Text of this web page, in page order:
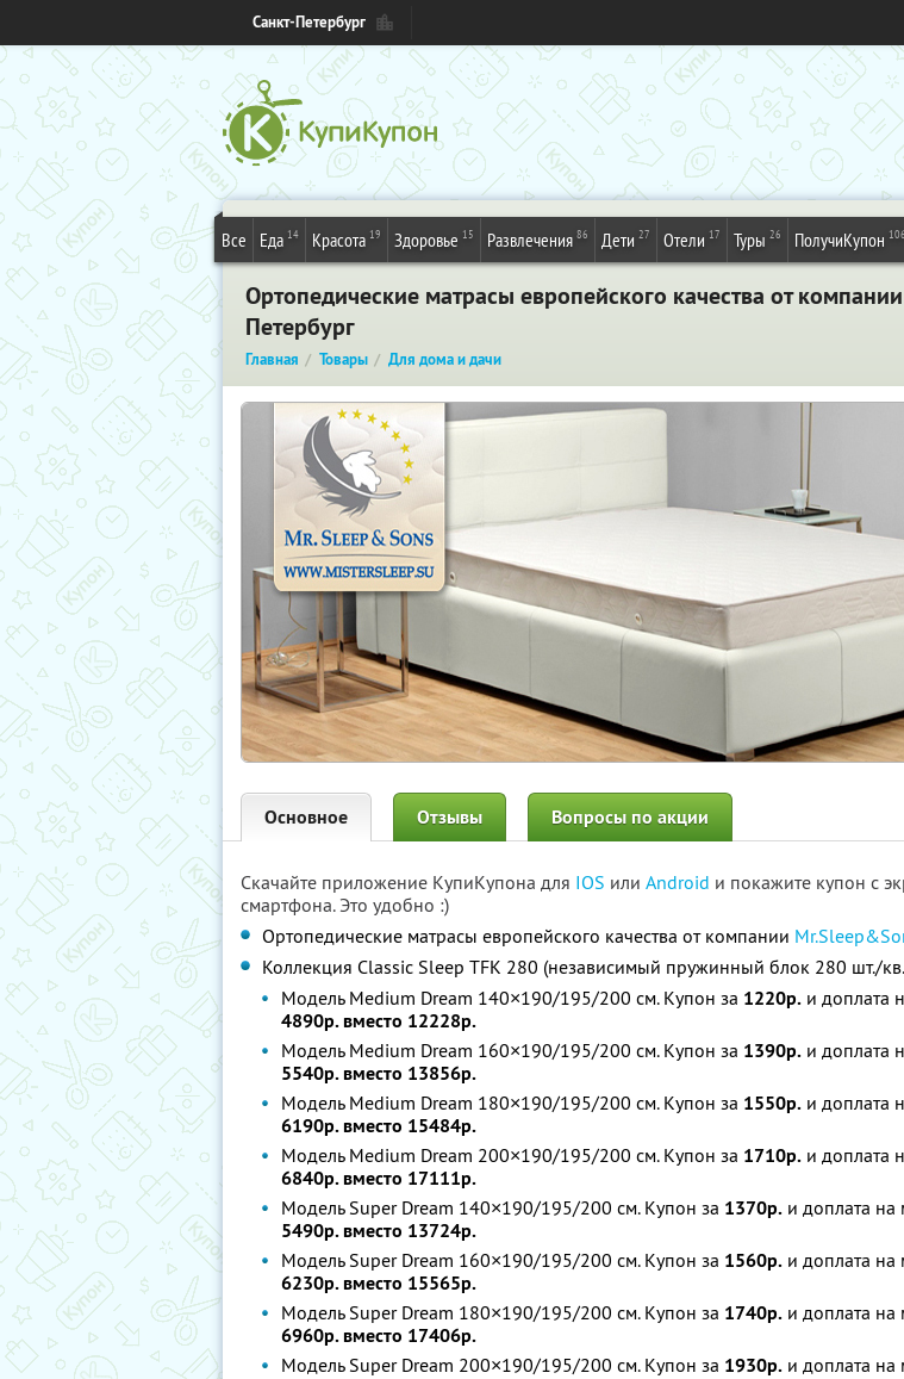
Санкт-Петербург
Все Еда 14 Красота 19 Здоровье 15 Развлечения 86 Дети 27 Отели 17 Туры 26 ПолучиКупон 106
Ортопедические матрасы европейского качества от
Петербург
Главная Товары Для дома и дачи
Основное Отзывы Вопросы по акции
Скачайте приложение КупиКупона для IOS или Android и покажите купон с
смартфона. Это удобно :)
Ортопедические матрасы европейского качества от компании
Коллекция Classic Sleep TFK 280 (независимый пружинный блок 280 шт./
Модель Medium Dream 140×190/195/200 см. Купон за 1220р. и доплата
4890р. вместо 12228р.
Модель Medium Dream 160×190/195/200 см. Купон за 1390р. и доплата
5540р. вместо 13856р.
Модель Medium Dream 180×190/195/200 см. Купон за 1550р. и доплата
6190р. вместо 15484р.
Модель Medium Dream 200×190/195/200 см. Купон за 1710р. и доплата
6840р. вместо 17111р.
Модель Super Dream 140×190/195/200 см. Купон за 1370р. и доплата на
5490р. вместо 13724р.
Модель Super Dream 160×190/195/200 см. Купон за 1560р. и доплата на
6230р. вместо 15565р.
Модель Super Dream 180×190/195/200 см. Купон за 1740р. и доплата на
6960р. вместо 17406р.
Модель Super Dream 200×190/195/200 см. Купон за 1930р. и доплата на